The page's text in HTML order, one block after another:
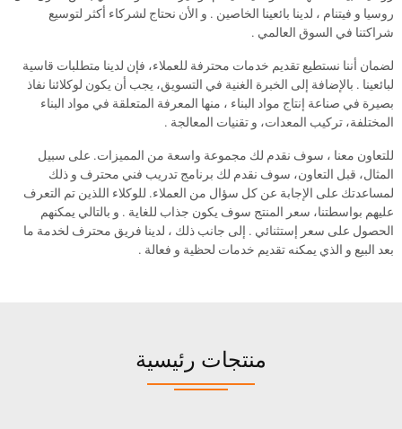
روسيا و فيتنام ، لدينا بائعينا الخاصين . و الأن نحتاج لشركاء أكثر لتوسيع
شراكتنا في السوق العالمي .
لضمان أننا نستطيع تقديم خدمات محترفة للعملاء، فإن لدينا متطلبات قاسية
لبائعينا . بالإضافة إلى الخبرة الغنية في التسويق، يجب أن يكون لوكلائنا نفاذ
بصيرة في صناعة إنتاج مواد البناء ، منها المعرفة المتعلقة في مواد البناء
المختلفة، تركيب المعدات، و تقنيات المعالجة .
للتعاون معنا ، سوف نقدم لك مجموعة واسعة من المميزات. على سبيل
المثال، قبل التعاون، سوف نقدم لك برنامج تدريب فني محترف و ذلك
لمساعدتك على الإجابة عن كل سؤال من العملاء. للوكلاء اللذين تم التعرف
عليهم بواسطتنا، سعر المنتج سوف يكون جذاب للغاية . و بالتالي يمكنهم
الحصول على سعر إستثنائي . إلى جانب ذلك ، لدينا فريق محترف لخدمة ما
بعد البيع و الذي يمكنه تقديم خدمات لحظية و فعالة .
منتجات رئيسية